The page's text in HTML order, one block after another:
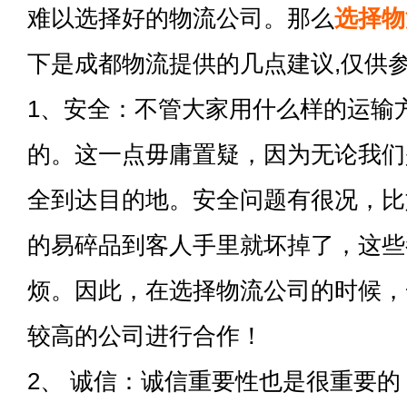
难以选择好的物流公司。那么选择
下是成都物流提供的几点建议,仅供
1、安全：不管大家用什么样的运输
的。这一点毋庸置疑，因为无论我
全到达目的地。安全问题有很况，
的易碎品到客人手里就坏掉了，这
烦。因此，在选择物流公司的时候
较高的公司进行合作！
2、 诚信：诚信重要性也是很重要